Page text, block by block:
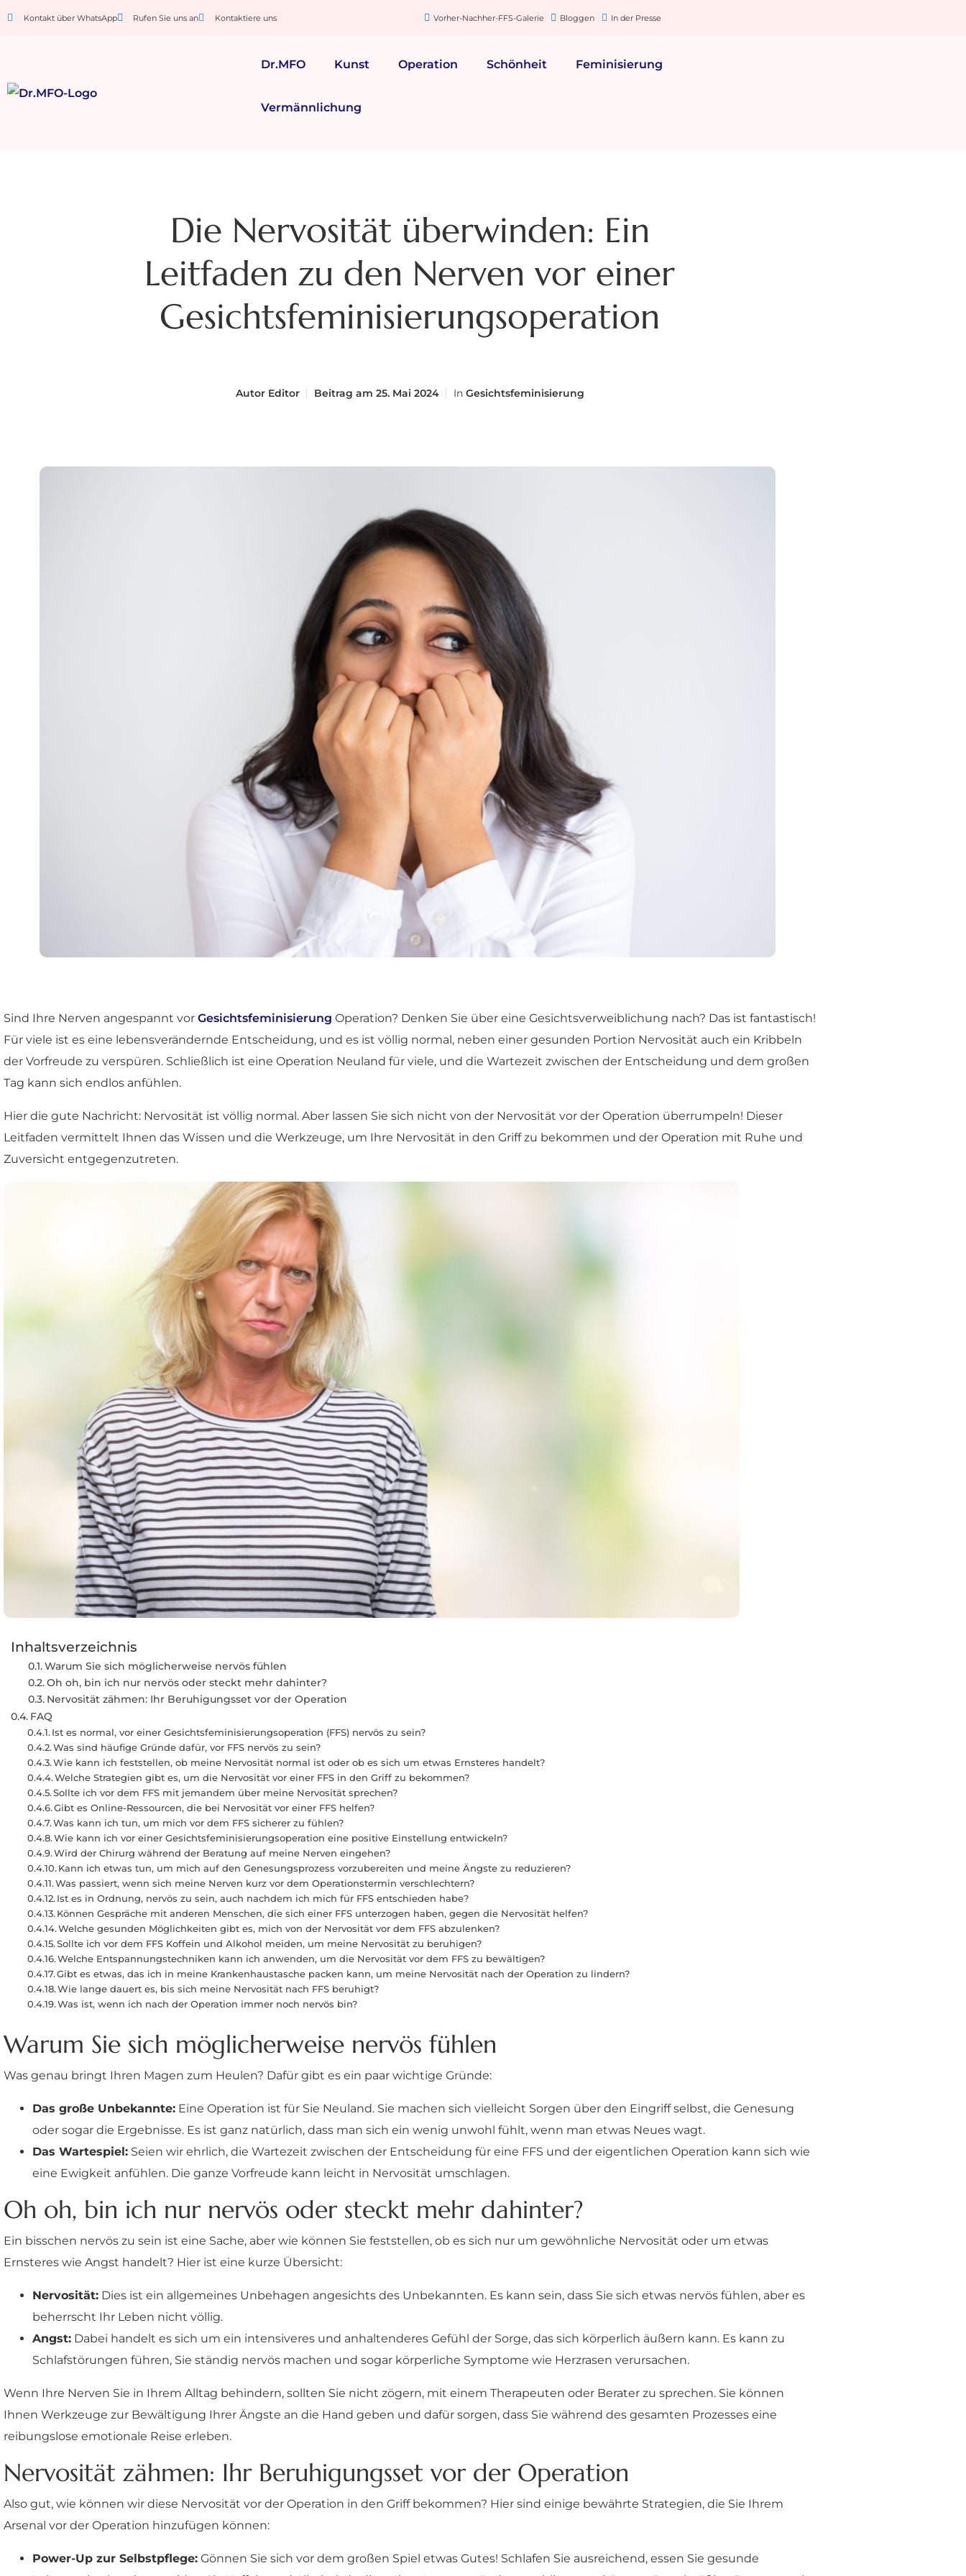
Kontakt über WhatsApp Rufen Sie uns an Kontaktiere uns Vorher-Nachher-FFS-Galerie Bloggen In der Presse
Dr.MFO Kunst Operation Schönheit Feminisierung
Vermännlichung
Die Nervosität überwinden: Ein
Leitfaden zu den Nerven vor einer
Gesichtsfeminisierungsoperation
AutorEditor Beitrag am 25. Mai 2024 In Gesichtsfeminisierung
Sind Ihre Nerven angespannt vor Gesichtsfeminisierung Operation? Denken Sie über eine Gesichtsverweiblichung nach? Das ist fantastisch!
Für viele ist es eine lebensverändernde Entscheidung, und es ist völlig normal, neben einer gesunden Portion Nervosität auch ein Kribbeln
der Vorfreude zu verspüren. Schließlich ist eine Operation Neuland für viele, und die Wartezeit zwischen der Entscheidung und dem großen
Tag kann sich endlos anfühlen.
Hier die gute Nachricht: Nervosität ist völlig normal. Aber lassen Sie sich nicht von der Nervosität vor der Operation überrumpeln! Dieser
Leitfaden vermittelt Ihnen das Wissen und die Werkzeuge, um Ihre Nervosität in den Griff zu bekommen und der Operation mit Ruhe und
Zuversicht entgegenzutreten.
Inhaltsverzeichnis
Warum Sie sich möglicherweise nervös fühlen
Oh oh, bin ich nur nervös oder steckt mehr dahinter?
Nervosität zähmen: Ihr Beruhigungsset vor der Operation
FAQ
Ist es normal, vor einer Gesichtsfeminisierungsoperation (FFS) nervös zu sein?
Was sind häufige Gründe dafür, vor FFS nervös zu sein?
Wie kann ich feststellen, ob meine Nervosität normal ist oder ob es sich um etwas Ernsteres handelt?
Welche Strategien gibt es, um die Nervosität vor einer FFS in den Griff zu bekommen?
Sollte ich vor dem FFS mit jemandem über meine Nervosität sprechen?
Gibt es Online-Ressourcen, die bei Nervosität vor einer FFS helfen?
Was kann ich tun, um mich vor dem FFS sicherer zu fühlen?
Wie kann ich vor einer Gesichtsfeminisierungsoperation eine positive Einstellung entwickeln?
Wird der Chirurg während der Beratung auf meine Nerven eingehen?
Kann ich etwas tun, um mich auf den Genesungsprozess vorzubereiten und meine Ängste zu reduzieren?
Was passiert, wenn sich meine Nerven kurz vor dem Operationstermin verschlechtern?
Ist es in Ordnung, nervös zu sein, auch nachdem ich mich für FFS entschieden habe?
Können Gespräche mit anderen Menschen, die sich einer FFS unterzogen haben, gegen die Nervosität helfen?
Welche gesunden Möglichkeiten gibt es, mich von der Nervosität vor dem FFS abzulenken?
Sollte ich vor dem FFS Koffein und Alkohol meiden, um meine Nervosität zu beruhigen?
Welche Entspannungstechniken kann ich anwenden, um die Nervosität vor dem FFS zu bewältigen?
Gibt es etwas, das ich in meine Krankenhaustasche packen kann, um meine Nervosität nach der Operation zu lindern?
Wie lange dauert es, bis sich meine Nervosität nach FFS beruhigt?
Was ist, wenn ich nach der Operation immer noch nervös bin?
Warum Sie sich möglicherweise nervös fühlen
Was genau bringt Ihren Magen zum Heulen? Dafür gibt es ein paar wichtige Gründe:
Das große Unbekannte: Eine Operation ist für Sie Neuland. Sie machen sich vielleicht Sorgen über den Eingriff selbst, die Genesung
oder sogar die Ergebnisse. Es ist ganz natürlich, dass man sich ein wenig unwohl fühlt, wenn man etwas Neues wagt.
Das Wartespiel: Seien wir ehrlich, die Wartezeit zwischen der Entscheidung für eine FFS und der eigentlichen Operation kann sich wie
eine Ewigkeit anfühlen. Die ganze Vorfreude kann leicht in Nervosität umschlagen.
Oh oh, bin ich nur nervös oder steckt mehr dahinter?
Ein bisschen nervös zu sein ist eine Sache, aber wie können Sie feststellen, ob es sich nur um gewöhnliche Nervosität oder um etwas
Ernsteres wie Angst handelt? Hier ist eine kurze Übersicht:
Nervosität: Dies ist ein allgemeines Unbehagen angesichts des Unbekannten. Es kann sein, dass Sie sich etwas nervös fühlen, aber es
beherrscht Ihr Leben nicht völlig.
Angst: Dabei handelt es sich um ein intensiveres und anhaltenderes Gefühl der Sorge, das sich körperlich äußern kann. Es kann zu
Schlafstörungen führen, Sie ständig nervös machen und sogar körperliche Symptome wie Herzrasen verursachen.
Wenn Ihre Nerven Sie in Ihrem Alltag behindern, sollten Sie nicht zögern, mit einem Therapeuten oder Berater zu sprechen. Sie können
Ihnen Werkzeuge zur Bewältigung Ihrer Ängste an die Hand geben und dafür sorgen, dass Sie während des gesamten Prozesses eine
reibungslose emotionale Reise erleben.
Nervosität zähmen: Ihr Beruhigungsset vor der Operation
Also gut, wie können wir diese Nervosität vor der Operation in den Griff bekommen? Hier sind einige bewährte Strategien, die Sie Ihrem
Arsenal vor der Operation hinzufügen können:
Power-Up zur Selbstpflege: Gönnen Sie sich vor dem großen Spiel etwas Gutes! Schlafen Sie ausreichend, essen Sie gesunde